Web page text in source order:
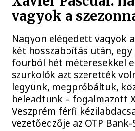
vagyok a
Nagyon elégedett vagyok
két hosszabbítás után,
fourból hét méteresekkel
szurkolók azt szerették
legyünk, megpróbáltuk,
beleadtunk – fogalmazott
Veszprém férfi
vezetőedzője az OTP